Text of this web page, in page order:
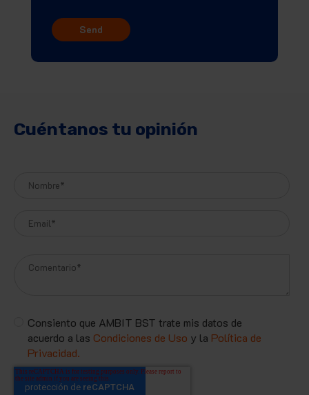
Cuéntanos tu opinión
Consiento que AMBIT BST trate mis datos de
acuerdo a las Condiciones de Uso y la Política de
Privacidad.